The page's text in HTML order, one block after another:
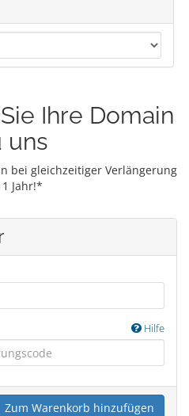
Ihre Domain
uns
bei gleichzeitiger Verlängerung
Jahr!*
Hilfe
Zum Warenkorb hinzufügen